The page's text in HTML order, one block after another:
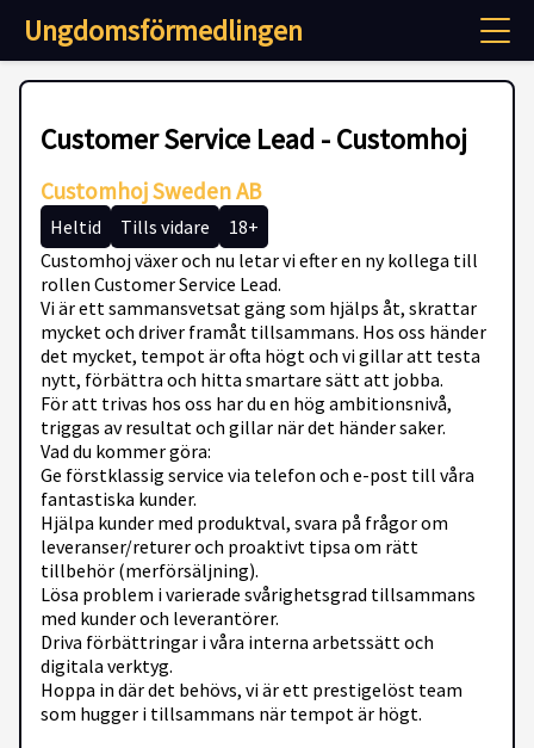
Ungdomsförmedlingen
Customer Service Lead - Customhoj
Customhoj Sweden AB
Heltid Tills vidare
18+
Customhoj växer och nu letar vi efter en ny kollega till
rollen Customer Service Lead.
Vi är ett sammansvetsat gäng som hjälps åt, skrattar
mycket och driver framåt tillsammans. Hos oss händer
det mycket, tempot är ofta högt och vi gillar att testa
nytt, förbättra och hitta smartare sätt att jobba.
För att trivas hos oss har du en hög ambitionsnivå,
triggas av resultat och gillar när det händer saker.
Vad du kommer göra:
Ge förstklassig service via telefon och e-post till våra
fantastiska kunder.
Hjälpa kunder med produktval, svara på frågor om
leveranser/returer och proaktivt tipsa om rätt
tillbehör (merförsäljning).
Lösa problem i varierade svårighetsgrad tillsammans
med kunder och leverantörer.
Driva förbättringar i våra interna arbetssätt och
digitala verktyg.
Hoppa in där det behövs, vi är ett prestigelöst team
som hugger i tillsammans när tempot är högt.